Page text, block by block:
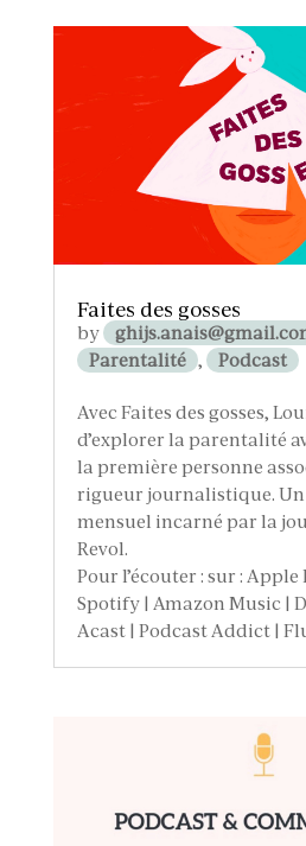
Faites des gosses
by
Parentalité , Podcast
Avec Faites des gosses,
d’explorer la parentalité
la première personne
rigueur journalistique. Un
mensuel incarné par la
Revol.
Pour l’écouter : sur : Apple
Spotify | Amazon Music |
Acast | Podcast Addict |